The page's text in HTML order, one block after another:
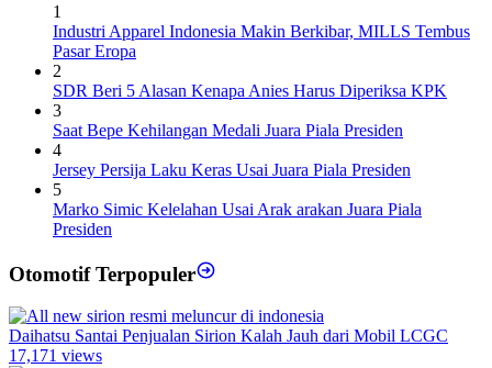
1
Industri Apparel Indonesia Makin Berkibar, MILLS Tembus
Pasar Eropa
2
SDR Beri 5 Alasan Kenapa Anies Harus Diperiksa KPK
3
Saat Bepe Kehilangan Medali Juara Piala Presiden
4
Jersey Persija Laku Keras Usai Juara Piala Presiden
5
Marko Simic Kelelahan Usai Arak arakan Juara Piala
Presiden
Otomotif Terpopuler
Daihatsu Santai Penjualan Sirion Kalah Jauh dari Mobil LCGC
17,171 views